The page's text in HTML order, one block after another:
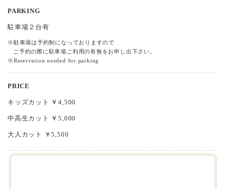
PARKING
駐車場２台有
※駐車場は予約制になっておりますので
ご予約の際に駐車場ご利用の有無をお申し出下さい。
※Reservation needed for parking
PRICE
キッズカット ￥4,500
中高生カット ￥5,000
大人カット ￥5,500